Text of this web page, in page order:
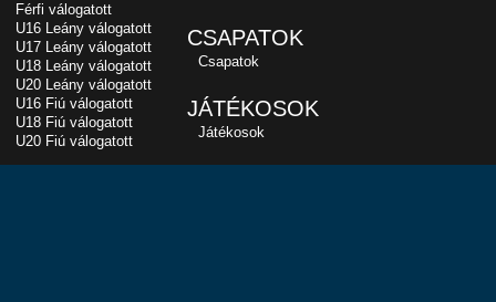
Férfi válogatott
U16 Leány válogatott
U17 Leány válogatott
U18 Leány válogatott
U20 Leány válogatott
U16 Fiú válogatott
U18 Fiú válogatott
U20 Fiú válogatott
CSAPATOK
Csapatok
JÁTÉKOSOK
Játékosok